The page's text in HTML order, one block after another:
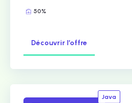
50%
Découvrir l’offre
Java